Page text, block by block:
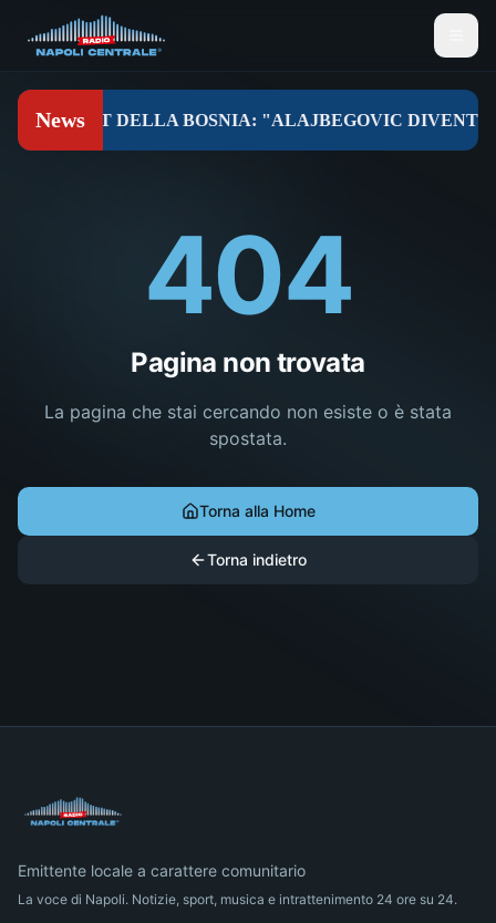
404
Pagina non trovata
La pagina che stai cercando non esiste o è stata
spostata.
Torna alla Home
Torna indietro
Emittente locale a carattere comunitario
La voce di Napoli. Notizie, sport, musica e intrattenimento 24 ore su 24.